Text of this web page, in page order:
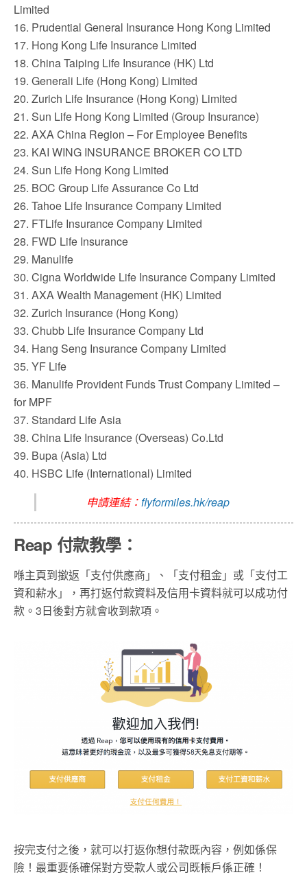
Limited
16. Prudential General Insurance Hong Kong Limited
17. Hong Kong Life Insurance Limited
18. China Taiping Life Insurance (HK) Ltd
19. Generali Life (Hong Kong) Limited
20. Zurich Life Insurance (Hong Kong) Limited
21. Sun Life Hong Kong Limited (Group Insurance)
22. AXA China Region – For Employee Benefits
23. KAI WING INSURANCE BROKER CO LTD
24. Sun Life Hong Kong Limited
25. BOC Group Life Assurance Co Ltd
26. Tahoe Life Insurance Company Limited
27. FTLife Insurance Company Limited
28. FWD Life Insurance
29. Manulife
30. Cigna Worldwide Life Insurance Company Limited
31. AXA Wealth Management (HK) Limited
32. Zurich Insurance (Hong Kong)
33. Chubb Life Insurance Company Ltd
34. Hang Seng Insurance Company Limited
35. YF Life
36. Manulife Provident Funds Trust Company Limited –
for MPF
37. Standard Life Asia
38. China Life Insurance (Overseas) Co.Ltd
39. Bupa (Asia) Ltd
40. HSBC Life (International) Limited
申請連結：flyformiles.hk/reap
Reap 付款教學：
喺主頁到撳返「支付供應商」、「支付租金」或「支付工
資和薪水」，再打返付款資料及信用卡資料就可以成功付
款。3日後對方就會收到款項。
按完支付之後，就可以打返你想付款既內容，例如係保
險！最重要係確保對方受款人或公司既帳戶係正確！